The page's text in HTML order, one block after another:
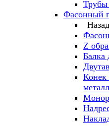
Трубы
Фасонный
Назад
Z
Балка
Конек